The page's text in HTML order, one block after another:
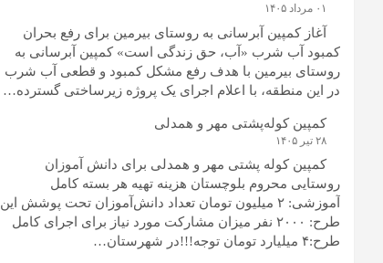
۰۱ مرداد ۱۴۰۵
آغاز کمپین آبرسانی به روستای بیرمین برای رفع بحران
کمبود آب شرب «آب، حق زندگی است» کمپین آبرسانی به
روستای بیرمین با هدف رفع مشکل کمبود و قطعی آب شرب
در این منطقه، با اعلام اجرای یک پروژه زیرساختی گسترده…
کمپین کوله‌پشتی مهر و همدلی
۲۸ تیر ۱۴۰۵
کمپین کوله‌ پشتی مهر و همدلی برای دانش آموزان
روستایی محروم بلوچستان هزینه تهیه هر بسته کامل
آموزشی: ۲ میلیون تومان تعداد دانش‌آموزان تحت پوشش این
طرح: ۲۰۰۰ نفر میزان مشارکت مورد نیاز برای اجرای کامل
طرح:۴ میلیارد تومان توجه!!!در شهرستان…